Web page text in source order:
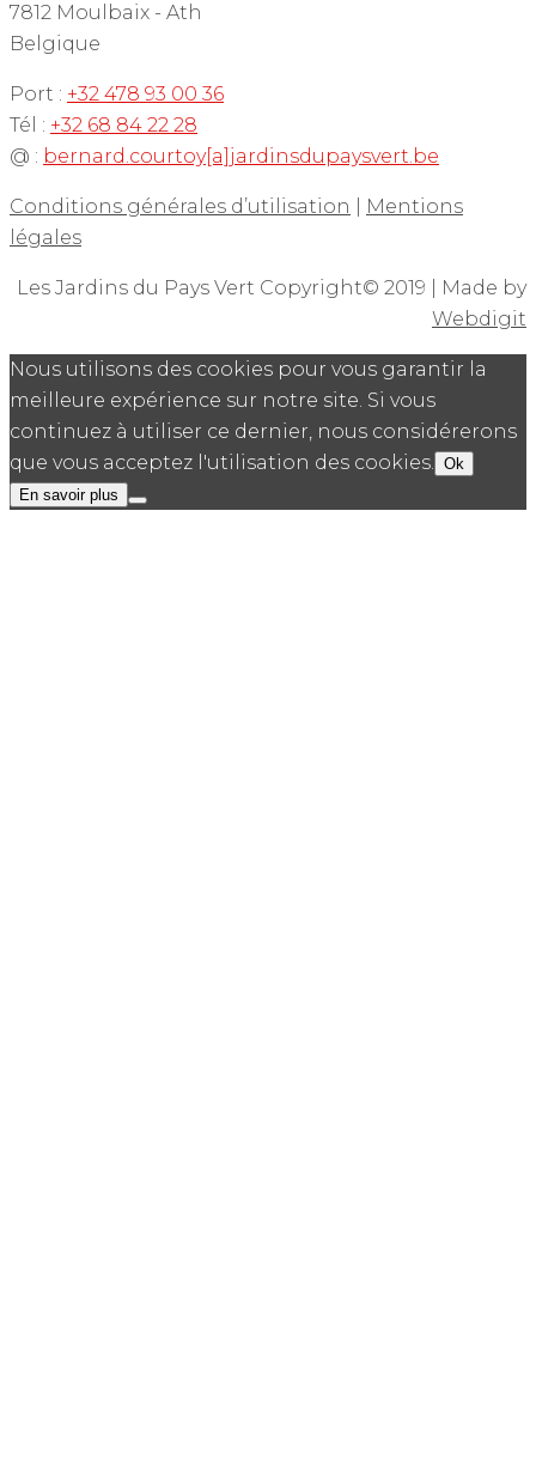
7812 Moulbaix - Ath
Belgique
Port : +32 478 93 00 36
Tél : +32 68 84 22 28
@ : bernard.courtoy[a]jardinsdupaysvert.be
Conditions générales d’utilisation
Mentions
légales
Les Jardins du Pays Vert Copyright© 2019 | Made by
Webdigit
Nous utilisons des cookies pour vous garantir la
meilleure expérience sur notre site. Si vous
continuez à utiliser ce dernier, nous considérerons
que vous acceptez l'utilisation des cookies. Ok
En savoir plus